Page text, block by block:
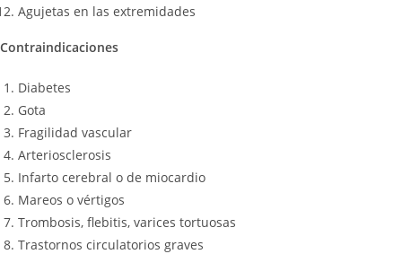
Agujetas en las extremidades
Contraindicaciones
Diabetes
Gota
Fragilidad vascular
Arteriosclerosis
Infarto cerebral o de miocardio
Mareos o vértigos
Trombosis, flebitis, varices tortuosas
Trastornos circulatorios graves